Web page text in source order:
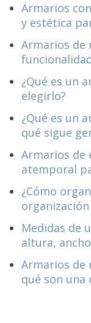
Armarios
y estética
Armarios de
¿Qué es un
elegirlo?
¿Qué es un
qué sigue
Armarios de
atemporal
¿Cómo
Medidas de
altura,
Armarios de
qué son